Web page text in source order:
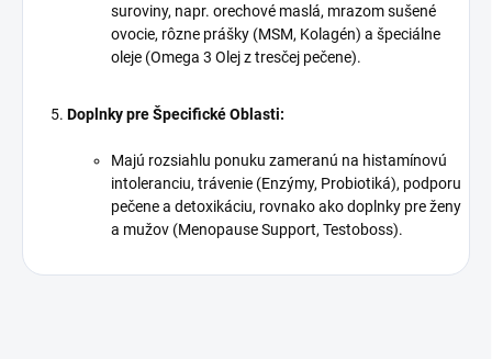
suroviny, napr. orechové maslá, mrazom sušené
ovocie, rôzne prášky (MSM, Kolagén) a špeciálne
oleje (Omega 3 Olej z tresčej pečene).
Doplnky pre Špecifické Oblasti:
Majú rozsiahlu ponuku zameranú na histamínovú
intoleranciu, trávenie (Enzýmy, Probiotiká), podporu
pečene a detoxikáciu, rovnako ako doplnky pre ženy
a mužov (Menopause Support, Testoboss).